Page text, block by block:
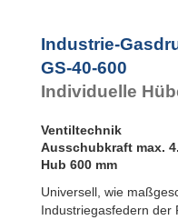
Industrie-
GS-40-600
Individuelle
Ventiltechnik
Ausschubkraft max.
Hub 600 mm
Universell, wie
Industriegasfedern der